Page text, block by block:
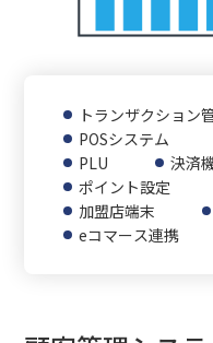
トランザクション
POSシステム
PLU
決済
ポイント設定
加盟店端末
eコマース連携